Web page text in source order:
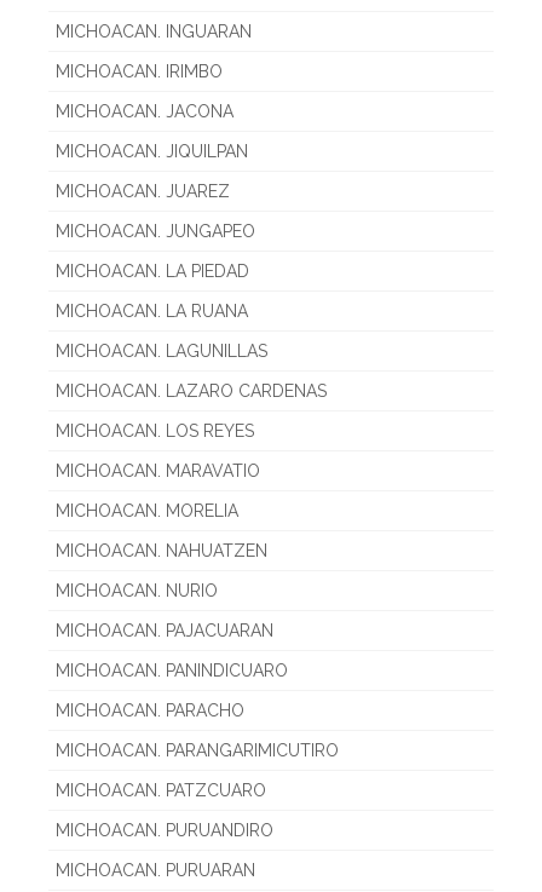
MICHOACAN. INGUARAN
MICHOACAN. IRIMBO
MICHOACAN. JACONA
MICHOACAN. JIQUILPAN
MICHOACAN. JUAREZ
MICHOACAN. JUNGAPEO
MICHOACAN. LA PIEDAD
MICHOACAN. LA RUANA
MICHOACAN. LAGUNILLAS
MICHOACAN. LAZARO CARDENAS
MICHOACAN. LOS REYES
MICHOACAN. MARAVATIO
MICHOACAN. MORELIA
MICHOACAN. NAHUATZEN
MICHOACAN. NURIO
MICHOACAN. PAJACUARAN
MICHOACAN. PANINDICUARO
MICHOACAN. PARACHO
MICHOACAN. PARANGARIMICUTIRO
MICHOACAN. PATZCUARO
MICHOACAN. PURUANDIRO
MICHOACAN. PURUARAN